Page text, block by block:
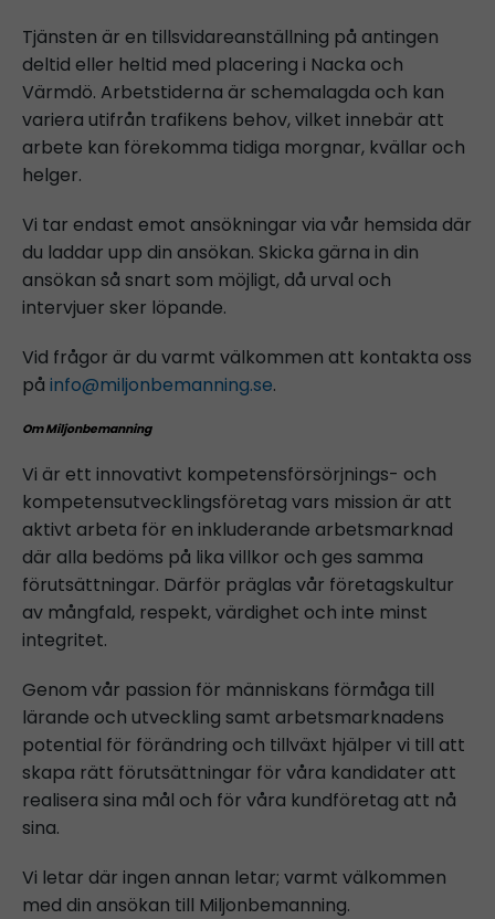
Tjänsten är en tillsvidareanställning på antingen
deltid eller heltid med placering i Nacka och
Värmdö. Arbetstiderna är schemalagda och kan
variera utifrån trafikens behov, vilket innebär att
arbete kan förekomma tidiga morgnar, kvällar och
helger.
Vi tar endast emot ansökningar via vår hemsida där
du laddar upp din ansökan. Skicka gärna in din
ansökan så snart som möjligt, då urval och
intervjuer sker löpande.
Vid frågor är du varmt välkommen att kontakta oss
på info@miljonbemanning.se.
Om Miljonbemanning
Vi är ett innovativt kompetensförsörjnings- och
kompetensutvecklingsföretag vars mission är att
aktivt arbeta för en inkluderande arbetsmarknad
där alla bedöms på lika villkor och ges samma
förutsättningar. Därför präglas vår företagskultur
av mångfald, respekt, värdighet och inte minst
integritet.
Genom vår passion för människans förmåga till
lärande och utveckling samt arbetsmarknadens
potential för förändring och tillväxt hjälper vi till att
skapa rätt förutsättningar för våra kandidater att
realisera sina mål och för våra kundföretag att nå
sina.
Vi letar där ingen annan letar; varmt välkommen
med din ansökan till Miljonbemanning.